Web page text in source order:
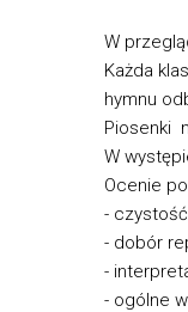
W
Każda
hymnu
Piosenki
W
Ocenie
-
- dobór
-
- ogólne